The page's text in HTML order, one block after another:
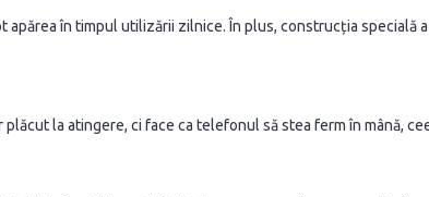
în timpul utilizării zilnice. În plus, construcția specială
la atingere, ci face ca telefonul să stea ferm în mână,